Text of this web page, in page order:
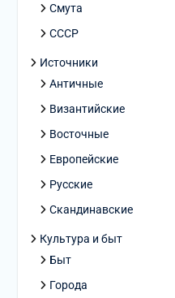
Смута
СССР
Источники
Античные
Византийские
Восточные
Европейские
Русские
Скандинавские
Культура и быт
Быт
Города